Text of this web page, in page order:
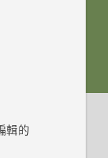
輯的